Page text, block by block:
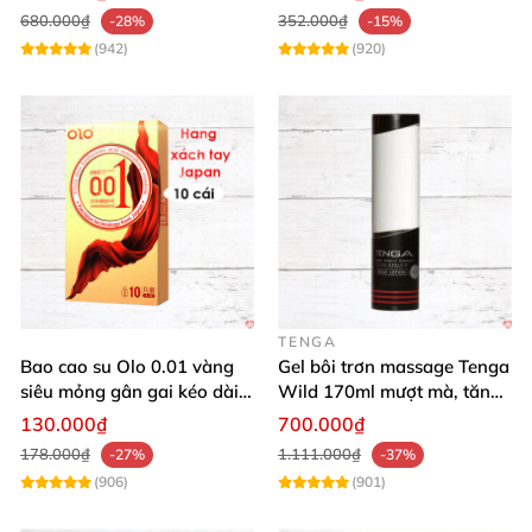
Melaleuca Alternifolia (Tea Tree) Leaf Oil
Propanol
Gluconolactone
Sodium Benzoate
Natural & Artificial Flavors
Sucralose
Và chất tạo màu (có thể chứa CI 42090, CI
15985, CI 26100).
680.000₫
-28%
(942)
352.000₫
-15%
(920)
Bao cao su Olo 0.01 vàng
siêu mỏng gân gai kéo dài
yêu đỉnh
130.000₫
178.000₫
-27%
(906)
TENGA
Gel bôi trơn massage Tenga
Wild 170ml mượt mà, tăng
khoái cảm
700.000₫
1.111.000₫
-37%
(901)